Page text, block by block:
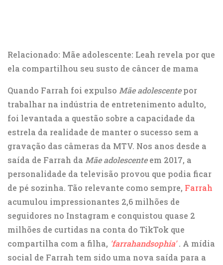
Relacionado: Mãe adolescente: Leah revela por que
ela compartilhou seu susto de câncer de mama
Quando Farrah foi expulso Mãe adolescentepor
trabalhar na indústria de entretenimento adulto,
foi levantada a questão sobre a capacidade da
estrela da realidade de manter o sucesso sem a
gravação das câmeras da MTV. Nos anos desde a
saída de Farrah da Mãe adolescenteem 2017, a
personalidade da televisão provou que podia ficar
de pé sozinha. Tão relevante como sempre, Farrah
acumulou impressionantes 2,6 milhões de
seguidores no Instagram e conquistou quase 2
milhões de curtidas na conta do TikTok que
compartilha com a filha, 'farrahandsophia' . A mídia
social de Farrah tem sido uma nova saída para a